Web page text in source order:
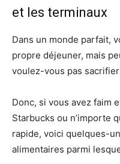
et les terminaux
Dans un monde parfait,
propre déjeuner, mais
voulez-vous pas
Donc, si vous avez faim
Starbucks ou n’importe
rapide, voici quelques-
alimentaires parmi